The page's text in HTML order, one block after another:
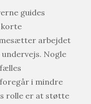
guides
korte
arbejdet
Nogle
i mindre
rolle er at støtte